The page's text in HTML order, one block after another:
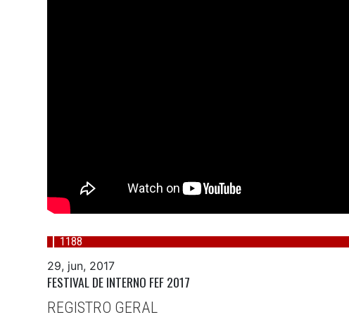
1188
29, jun, 2017
FESTIVAL DE INTERNO FEF 2017
REGISTRO GERAL